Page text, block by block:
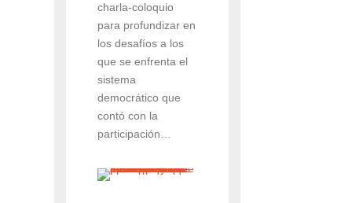
charla-coloquio
para profundizar en
los desafíos a los
que se enfrenta el
sistema
democrático que
contó con la
participación…